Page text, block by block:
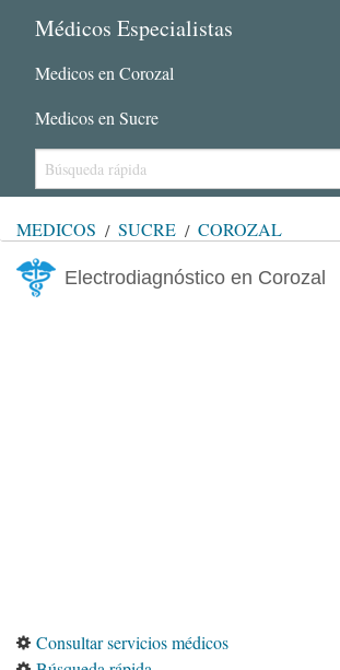
Médicos Especialistas
Medicos en Corozal
Medicos en Sucre
MÉDICOS SUCRE COROZAL
Electrodiagnóstico en Corozal
Consultar servicios médicos